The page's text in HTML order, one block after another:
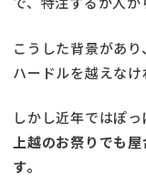
こうした背景があ
ハードルを越えなけ
しかし近年ではぽっ
上越のお祭りでも
す。